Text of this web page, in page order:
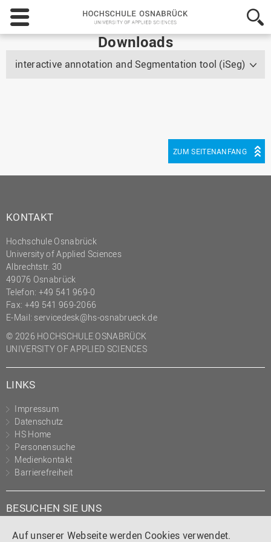
Auf unserer Webseite werden Cookies verwendet.
Hochschule
Osnabrück
-
of
Applied
Downloads
interactive annotation and Segmentation tool (iSeg)
ZUM SEITENANFANG
KONTAKT
Hochschule Osnabrück
University of Applied Sciences
Albrechtstr. 30
49076 Osnabrück
Telefon: +49 541 969-0
Fax: +49 541 969-2066
E-Mail: servicedesk@hs-osnabrueck.de
© 2026 HOCHSCHULE OSNABRÜCK
UNIVERSITY OF APPLIED SCIENCES
LINKS
Impressum
Datenschutz
HS Home
Personensuche
Medienkontakt
Barrierefreiheit
BESUCHEN SIE UNS
Instagram
TiktokLinkedIn
YouTube
Facebook